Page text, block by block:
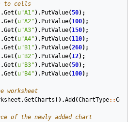
to cells
Get ( u"A1" ). PutValue(50);
Get ( u"A2" ). PutValue( 100);
Get ( u"A3" ). PutValue( 150);
Get ( u"A4" ). PutValue( 110);
Get ( u"B1" ). PutValue(260);
Get ( u"B2" ). PutValue( 12);
Get ( u"B3" ). PutValue(50);
Get ( u"B4" ). PutValue( 100);
worksheet
.GetCharts ().Add (ChartType::
of the newly added chart